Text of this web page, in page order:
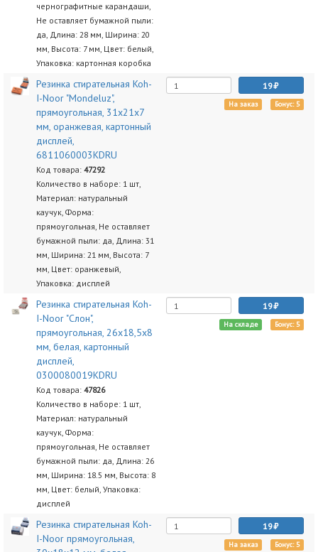
чернографитные карандаши,
Не оставляет бумажной пыли:
да, Длина: 28 мм, Ширина: 20
мм, Высота: 7 мм, Цвет: белый,
Упаковка: картонная коробка
Резинка стирательная Koh-
I-Noor "Mondeluz",
прямоугольная, 31х21х7
мм, оранжевая, картонный
дисплей,
6811060003KDRU
Код товара: 47292
Количество в наборе: 1 шт,
Материал: натуральный
каучук, Форма:
прямоугольная, Не оставляет
бумажной пыли: да, Длина: 31
мм, Ширина: 21 мм, Высота: 7
мм, Цвет: оранжевый,
Упаковка: дисплей
19
На заказ Бонус: 5
Резинка стирательная Koh-
I-Noor "Слон",
прямоугольная, 26x18,5x8
мм, белая, картонный
дисплей,
0300080019KDRU
Код товара: 47826
Количество в наборе: 1 шт,
Материал: натуральный
каучук, Форма:
прямоугольная, Не оставляет
бумажной пыли: да, Длина: 26
мм, Ширина: 18.5 мм, Высота: 8
мм, Цвет: белый, Упаковка:
дисплей
19
На складе Бонус: 5
Резинка стирательная Koh-
I-Noor прямоугольная,
19
На заказ Бонус: 5